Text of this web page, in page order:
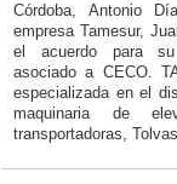
Córdoba, Antonio
empresa Tamesur,
el acuerdo para su
asociado a CECO.
especializada en el
maquinaria de
transportadoras,